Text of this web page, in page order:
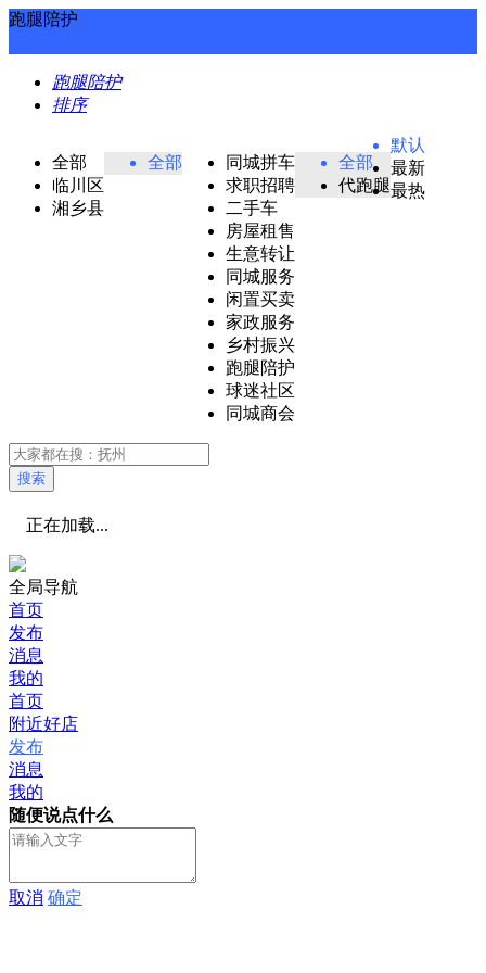
跑腿陪护
跑腿陪护
排序
全部
临川区
湘乡县
全部
同城拼车
求职招聘
二手车
房屋租售
生意转让
同城服务
闲置买卖
家政服务
乡村振兴
跑腿陪护
球迷社区
同城商会
全部
代跑腿
默认
最新
最热
搜索
正在加载...
全局导航
首页
发布
消息
我的
首页
附近好店
发布
消息
我的
随便说点什么
取消 确定